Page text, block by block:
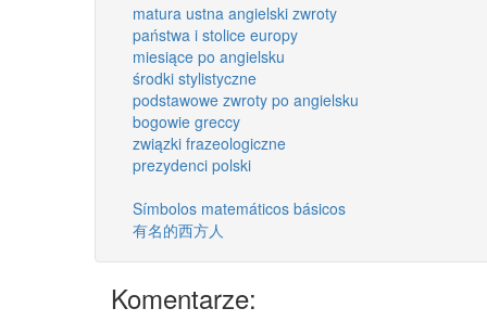
matura ustna angielski zwroty
państwa i stolice europy
miesiące po angielsku
środki stylistyczne
podstawowe zwroty po angielsku
bogowie greccy
związki frazeologiczne
prezydenci polski
Símbolos matemáticos básicos
有名的西方人
Komentarze: